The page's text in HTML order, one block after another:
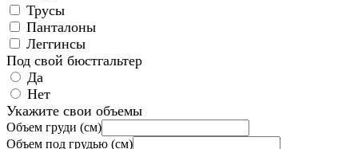
Трусы
Панталоны
Леггинсы
Под свой бюстгальтер
Да
Нет
Укажите свои объемы
Объем груди (см)
Объем под грудью (см)